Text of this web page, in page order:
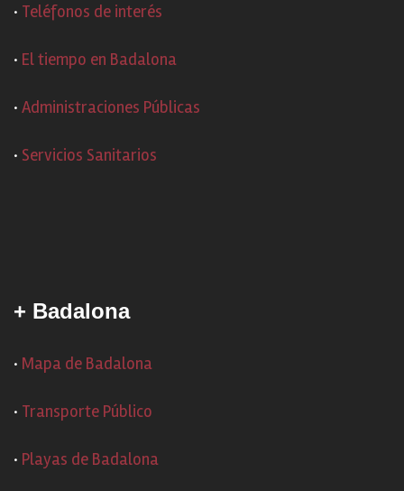
· Teléfonos de interés
· El tiempo en Badalona
· Administraciones Públicas
· Servicios Sanitarios
+ Badalona
· Mapa de Badalona
· Transporte Público
· Playas de Badalona